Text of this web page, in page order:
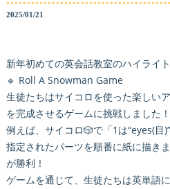
2025/01/21
新年初めての英会話教室のハイライ
🔹 Roll A Snowman Game
生徒たちはサイコロを使った楽しい
を完成させるゲームに挑戦しました！
例えば、サイコロ🎲で「1は“eyes(目
指定されたパーツを順番に紙に描き
が勝利！
ゲームを通じて、生徒たちは英単語